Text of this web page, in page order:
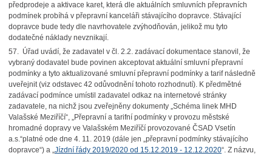
předprodeje a aktivace karet, která dle aktuálních smluvních přepravních
podmínek probíhá v přepravní kanceláři stávajícího dopravce. Stávající
dopravce bude tedy dle navrhovatele zvýhodňován, jelikož mu tyto
dodatečné náklady nevznikají.
57. Úřad uvádí, že zadavatel v čl. 2.2. zadávací dokumentace stanovil, že
vybraný dodavatel bude povinen akceptovat aktuální smluvní přepravní
podmínky a tyto aktualizované smluvní přepravní podmínky a tarif následně
uveřejnit (viz odstavec 42 odůvodnění tohoto rozhodnutí). K předmětné
zadávací podmínce umístil zadavatel odkaz na internetové stránky
zadavatele, na nichž jsou zveřejněny dokumenty „Schéma linek MHD
Valašské Meziříčí“, „Přepravní a tarifní podmínky v provozu městské
hromadné dopravy ve Valašském Meziříčí provozované ČSAD Vsetín
a.s.“platné ode dne 4. 11. 2019 (dále jen „přepravní podmínky stávajícího
dopravce“) a „Jízdní řády 2019/2020 od 15.12.2019 - 12.12.2020“. Z názvu,